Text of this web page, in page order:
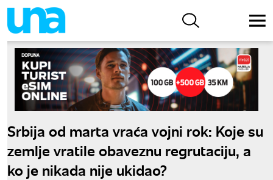
Srbija od marta vraća vojni rok: Koje su
zemlje vratile obaveznu regrutaciju, a
ko je nikada nije ukidao?